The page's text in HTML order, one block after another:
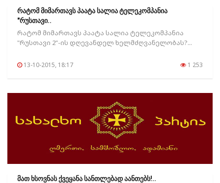
რატომ მიმართავს პაატა სალია ტელეკომპანია
"რუსთავი..
რატომ მიმართავს პაატა სალია ტელეკომპანია
"რუსთავი 2"-ის დღევანდელ ხელმძღვანელობას?...
13-10-2015, 18:17 1 253
მათ ხსოვნას ქვეყანა სანთლებად აანთებს!..